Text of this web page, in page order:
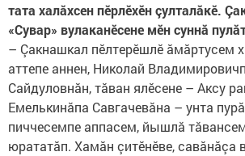
тата халăхсен пӗрлӗхӗн çулталăкӗ.
«Сувар» вулаканӗсене мӗн суннă
– Çакнашкал пӗлтерӗшлӗ ăмăртусем
аттепе аннен, Николай
Сайдуловнăн, тăван ялӗсене – Аксу
Емелькинăпа Савгачевăна – унта
пиччесемпе аппасем, йышлă
юрататăп. Хамăн çитӗнӗве, савăнăçа